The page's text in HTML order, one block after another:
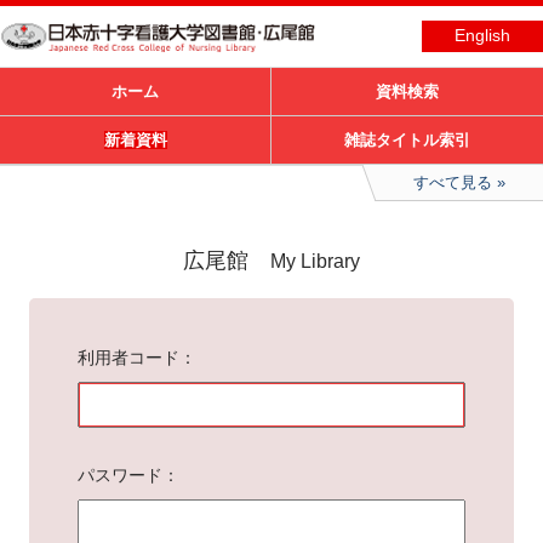
English
ホーム 資料検索
新着資料 雑誌タイトル索引
すべて見る
広尾館 My Library
利用者コード
パスワード